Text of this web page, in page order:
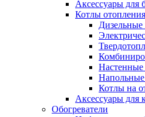
Аксессуары для
Котлы отопления
Дизельные
Настенные
Напольные
Котлы на
Аксессуары для
Обогреватели